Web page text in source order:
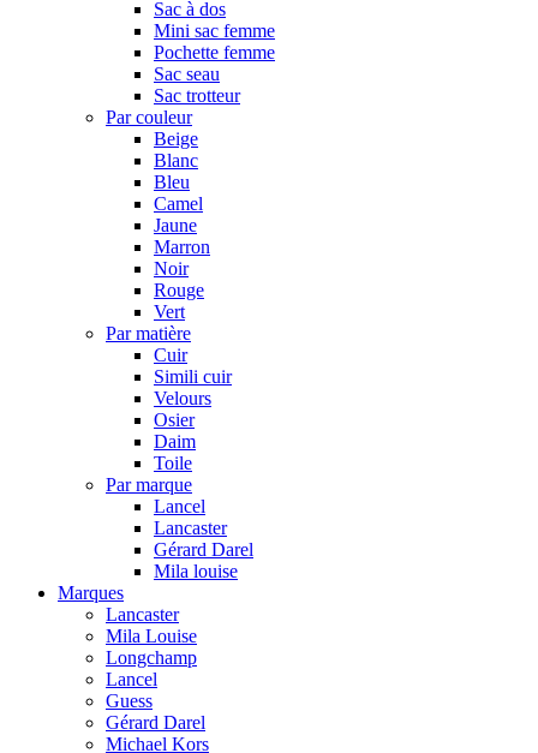
Sac à dos
Mini sac femme
Pochette femme
Sac seau
Sac trotteur
Par couleur
Beige
Blanc
Bleu
Camel
Jaune
Marron
Noir
Rouge
Vert
Par matière
Cuir
Simili cuir
Velours
Osier
Daim
Toile
Par marque
Lancel
Lancaster
Gérard Darel
Mila louise
Marques
Lancaster
Mila Louise
Longchamp
Lancel
Guess
Gérard Darel
Michael Kors